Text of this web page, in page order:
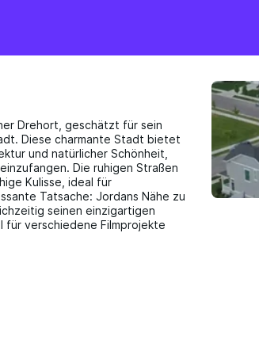
Drehort, geschätzt für sein
Diese charmante Stadt bietet
und natürlicher Schönheit,
Die ruhigen Straßen
Kulisse, ideal für
Tatsache: Jordans Nähe zu
seinen einzigartigen
für verschiedene Filmprojekte